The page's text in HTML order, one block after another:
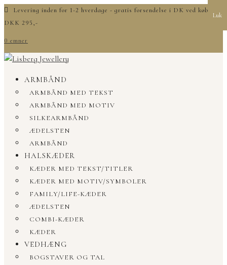
Levering inden for 1-2 hverdage - gratis forsendelse i DK ved køb over
DKK 295,-
0 emner
ARMBÅND
ARMBÅND MED TEKST
ARMBÅND MED MOTIV
SILKEARMBÅND
ÆDELSTEN
ARMBÅND
HALSKÆDER
KÆDER MED TEKST/TITLER
KÆDER MED MOTIV/SYMBOLER
FAMILY/LIFE-KÆDER
ÆDELSTEN
COMBI-KÆDER
KÆDER
VEDHÆNG
BOGSTAVER OG TAL
Luk